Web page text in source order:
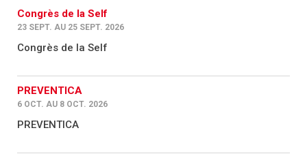
Congrès de la Self
23 SEPT. AU 25 SEPT. 2026
Congrès de la Self
PREVENTICA
6 OCT. AU 8 OCT. 2026
PREVENTICA